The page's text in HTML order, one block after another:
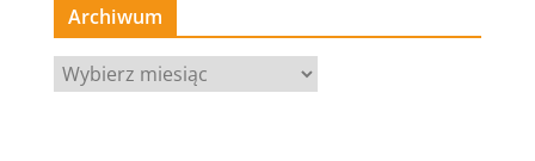
Archiwum
A
r